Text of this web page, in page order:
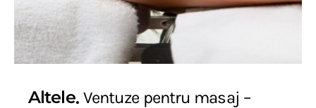
Altele Ventuze pentru masaj –